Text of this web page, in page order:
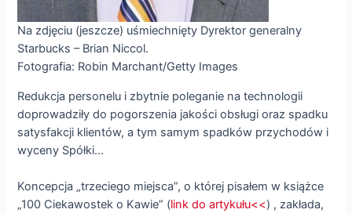
Na zdjęciu (jeszcze) uśmiechnięty Dyrektor generalny
Starbucks – Brian Niccol.
Fotografia: Robin Marchant/Getty Images
Redukcja personelu i zbytnie poleganie na technologii
doprowadziły do pogorszenia jakości obsługi oraz spadku
satysfakcji klientów, a tym samym spadków przychodów i
wyceny Spółki…
Koncepcja „trzeciego miejsca”, o której pisałem w książce
„100 Ciekawostek o Kawie” (link do artykułu<<) , zakłada,